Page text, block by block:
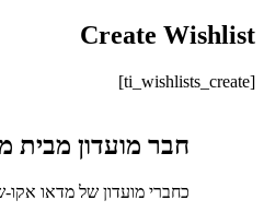
Create Wishlist
[ti_wishlists_create]
חבר מועדון מבית
כחברי מועדון של מדאו